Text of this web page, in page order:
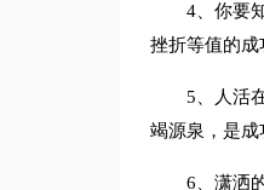
4、你要
挫折等值的成
5、人活
竭源泉，是成
6、潇洒